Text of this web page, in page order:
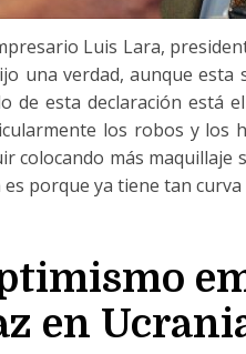
Luis Lara,
una verdad, aunque esta
de esta declaración está
los robos y los
colocando más maquillaje
es porque ya tiene tan
en